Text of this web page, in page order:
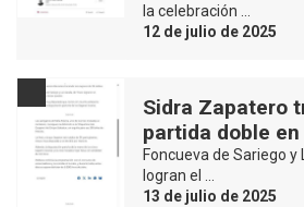
la celebración …
12 de julio de 2025
Sidra Zapatero
partida doble en
Foncueva de Sariego y
logran el …
13 de julio de 2025